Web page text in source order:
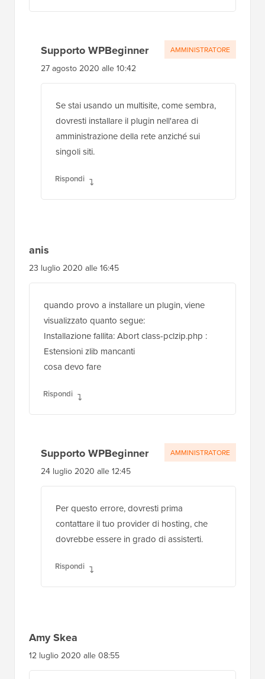
Supporto WPBeginner
27 agosto 2020 alle 10:42
Se stai usando un multisite, come sembra,
dovresti installare il plugin nell'area di
amministrazione della rete anziché sui
singoli siti.
Rispondi
AMMINISTRATORE
anis
23 luglio 2020 alle 16:45
quando provo a installare un plugin, viene
visualizzato quanto segue:
Installazione fallita: Abort class-pclzip.php :
Estensioni zlib mancanti
cosa devo fare
Rispondi
Supporto WPBeginner
24 luglio 2020 alle 12:45
Per questo errore, dovresti prima
contattare il tuo provider di hosting, che
dovrebbe essere in grado di assisterti.
Rispondi
AMMINISTRATORE
Amy Skea
12 luglio 2020 alle 08:55